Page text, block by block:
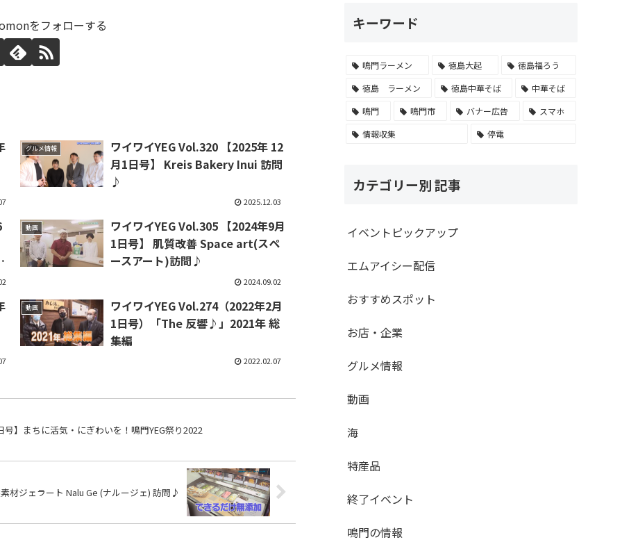
をフォローする
グルメ情報
ワイワイYEG Vol.320 【2025年 12
月1日号】 Kreis Bakery Inui 訪問
♪
2025.12.03
動画
ワイワイYEG Vol.305 【2024年9月
1日号】 肌質改善 Space art(スペ
ースアート)訪問♪
2024.09.02
動画
ワイワイYEG Vol.274（2022年2月
1日号）「The 反響♪」2021年 総
集編
2022.02.07
年1月1日号】まちに活気・にぎわいを！鳴門YEG祭り2022
材ジェラート Nalu Ge (ナルージェ) 訪問♪
キーワード
鳴門ラーメン 徳島大起
徳島福ろう
徳島 ラーメン
徳島中華そば
中華そば
鳴門
鳴門市 バナー広告
スマホ
情報収集
停電
カテゴリー別 記事
イベントピックアップ
エムアイシー配信
おすすめスポット
お店・企業
グルメ情報
動画
海
特産品
終了イベント
鳴門の情報